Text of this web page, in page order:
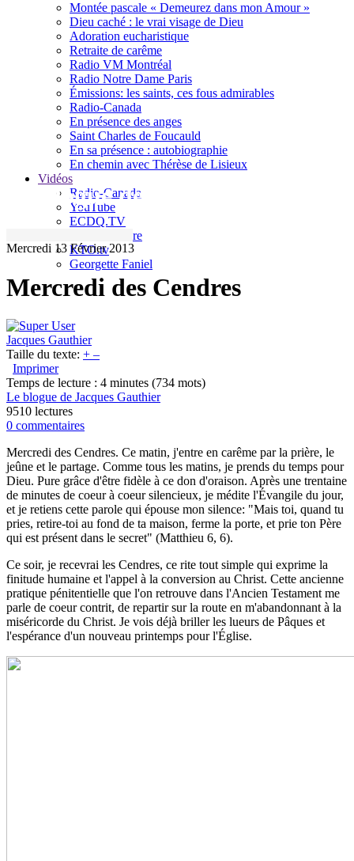
Montée pascale « Demeurez dans mon Amour »
Dieu caché : le vrai visage de Dieu
Adoration eucharistique
Retraite de carême
Radio VM Montréal
Radio Notre Dame Paris
Émissions: les saints, ces fous admirables
Radio-Canada
En présence des anges
Saint Charles de Foucauld
En sa présence : autobiographie
En chemin avec Thérèse de Lisieux
Vidéos
Radio-Canada
YouTube
ECDQ.TV
Sel et Lumière
KTO.tv
Georgette Faniel
Le blogue de Jacques Gauthier
Mercredi 13 Février 2013
Mercredi des Cendres
Jacques Gauthier
Taille du texte: + –
Imprimer
Temps de lecture : 4 minutes (734 mots)
Le blogue de Jacques Gauthier
9510 lectures
0 commentaires
Mercredi des Cendres. Ce matin, j'entre en carême par la prière, le
jeûne et le partage. Comme tous les matins, je prends du temps pour
Dieu. Pure grâce d'être fidèle à ce don d'oraison. Après une trentaine
de minutes de coeur à coeur silencieux, je médite l'Évangile du jour,
et je retiens cette parole qui épouse mon silence: "Mais toi, quand tu
pries, retire-toi au fond de ta maison, ferme la porte, et prie ton Père
qui est présent dans le secret" (Matthieu 6, 6).
Ce soir, je recevrai les Cendres, ce rite tout simple qui exprime la
finitude humaine et l'appel à la conversion au Christ. Cette ancienne
pratique pénitentielle que l'on retrouve dans l'Ancien Testament me
parle de coeur contrit, de repartir sur la route en m'abandonnant à la
miséricorde du Christ. Je vois déjà briller les lueurs de Pâques et
l'espérance d'un nouveau printemps pour l'Église.